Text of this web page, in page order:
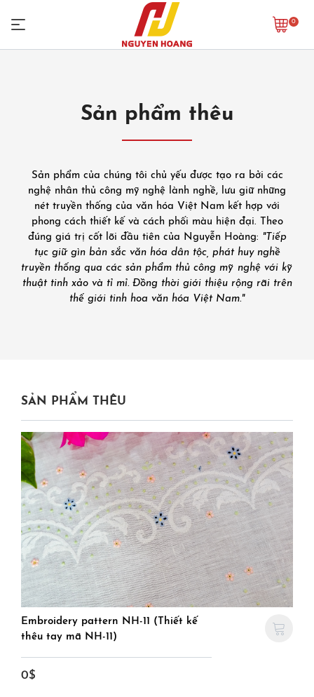
0
Sản phẩm thêu
Sản phẩm của chúng tôi chủ yếu được tạo ra bởi các
nghệ nhân thủ công mỹ nghệ lành nghề, lưu giữ những
nét truyền thống của văn hóa Việt Nam kết hợp với
phong cách thiết kế và cách phối màu hiện đại. Theo
đúng giá trị cốt lõi đầu tiên của Nguyễn Hoàng: "Tiếp
tục giữ gìn bản sắc văn hóa dân tộc, phát huy nghề
truyền thống qua các sản phẩm thủ công mỹ nghệ với kỹ
thuật tinh xảo và tỉ mỉ. Đồng thời giới thiệu rộng rãi trên
thế giới tinh hoa văn hóa Việt Nam."
SẢN PHẨM THÊU
Embroidery pattern NH-11 (Thiết kế
thêu tay mã NH-11)
0$